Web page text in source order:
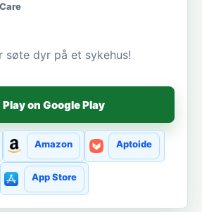
søte dyr på et sykehus!
Play on Google Play
Amazon Aptoide
App Store